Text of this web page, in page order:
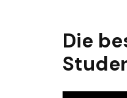
Die